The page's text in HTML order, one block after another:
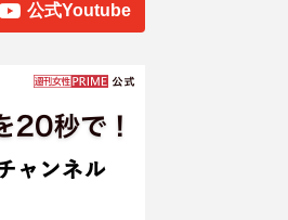
公式Youtube